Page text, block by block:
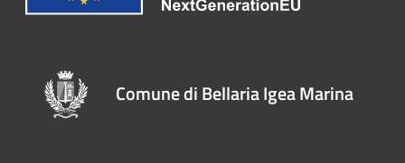
Comune di Bellaria Igea Marina